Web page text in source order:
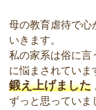
母の教育虐待で心
いきます。
私の家系は俗に言
に悩まされていま
鍛え上げました
ずっと思っていま